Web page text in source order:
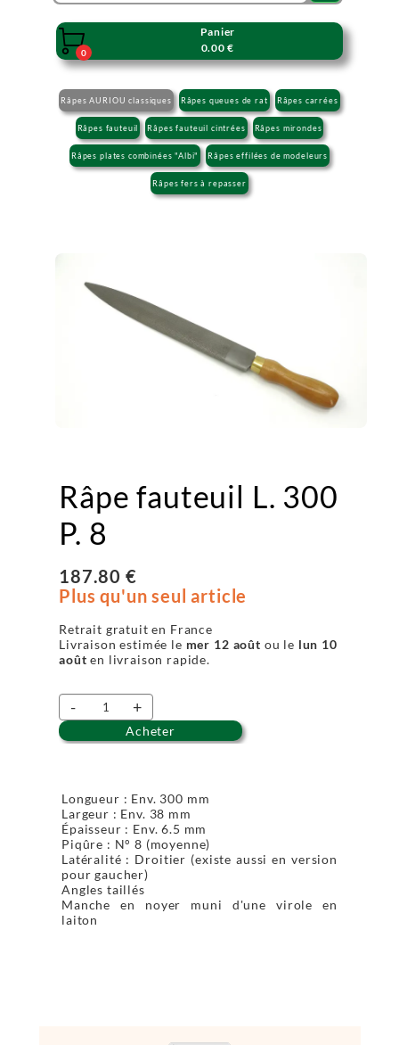

0
Panier
0.00 €
Râpes AURIOU classiques Râpes queues de rat Râpes carrées
Râpes fauteuil Râpes fauteuil cintrées Râpes mirondes
Râpes plates combinées "Albi" Râpes effilées de modeleurs
Râpes fers à repasser
Râpe fauteuil L. 300
P. 8
187.80 €
Plus qu'un seul article
Retrait gratuit en France
Livraison estimée le mer 12 août ou le lun 10
août en livraison rapide.
- +
Acheter
Longueur : Env. 300 mm
Largeur : Env. 38 mm
Épaisseur : Env. 6.5 mm
Piqûre : N° 8 (moyenne)
Latéralité : Droitier (existe aussi en version
pour gaucher)
Angles taillés
Manche en noyer muni d'une virole en
laiton